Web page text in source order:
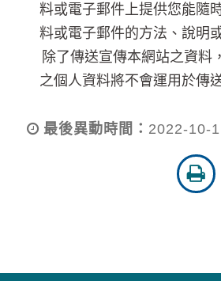
料或電子郵件上提供您能隨
料或電子郵件的方法、說明
除了傳送宣傳本網站之資料
之個人資料將不會運用於傳
最後異動時間： 2022-10-
友
善